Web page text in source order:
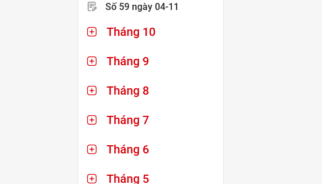
Số 59 ngày 04-11
Tháng 10
Tháng 9
Tháng 8
Tháng 7
Tháng 6
Tháng 5